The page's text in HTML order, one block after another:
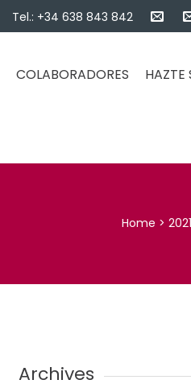
Tel.: +34 638 843 842
COLABORADORES HAZTE
Home >2021
Archives